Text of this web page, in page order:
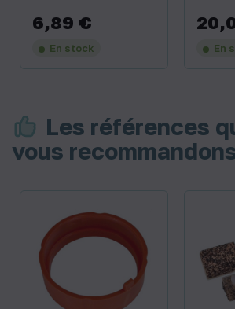
Prix
6,89 €
En stock
Prix
En
Les références
vous